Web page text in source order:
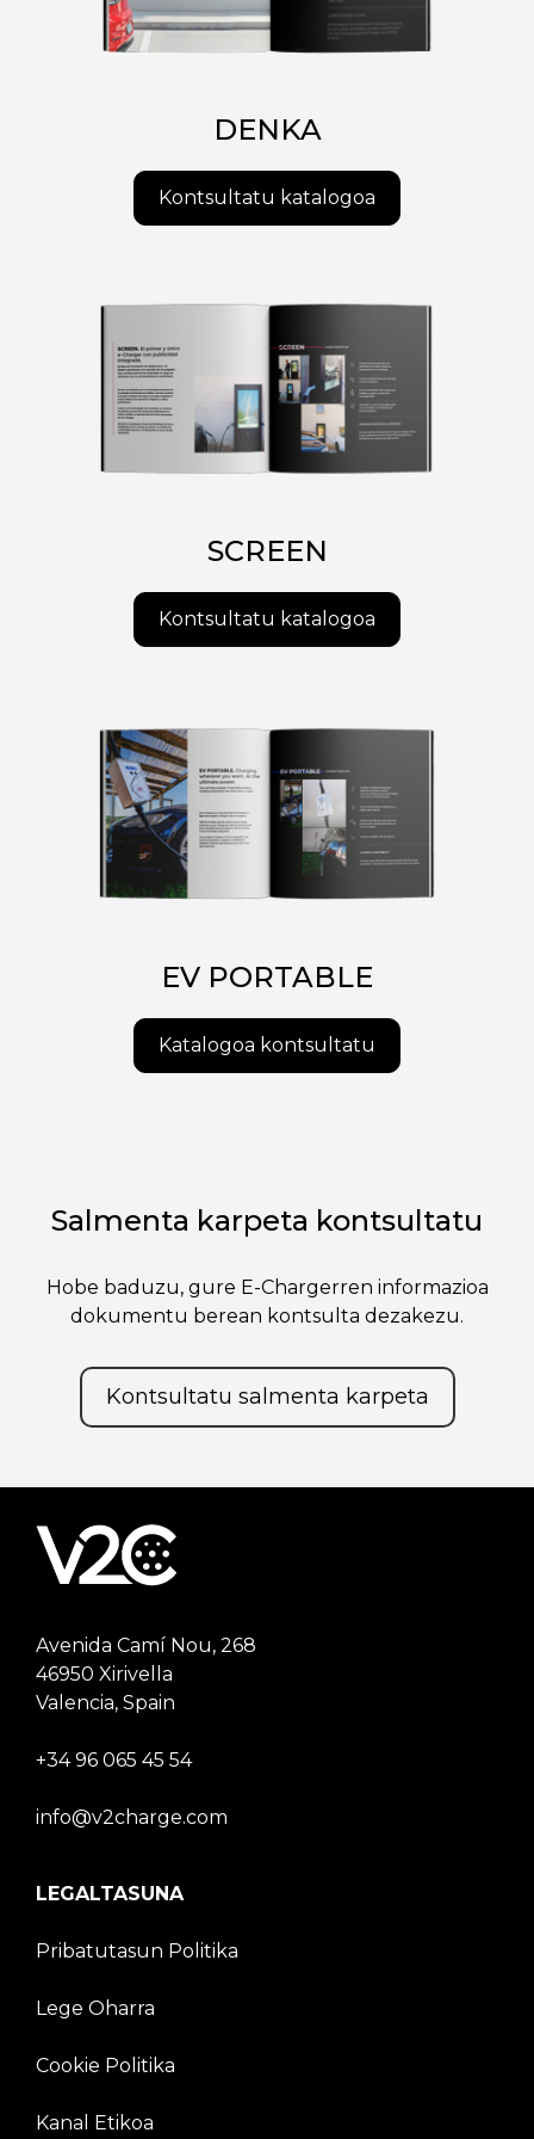
DENKA
Kontsultatu katalogoa
SCREEN
Kontsultatu katalogoa
EV PORTABLE
Katalogoa kontsultatu
Salmenta karpeta kontsultatu
Hobe baduzu, gure E-Chargerren informazioa
dokumentu berean kontsulta dezakezu.
Kontsultatu salmenta karpeta
Avenida Camí Nou, 268
46950 Xirivella
Valencia, Spain
+34 96 065 45 54
info@v2charge.com
LEGALTASUNA
Pribatutasun Politika
Lege Oharra
Cookie Politika
Kanal Etikoa